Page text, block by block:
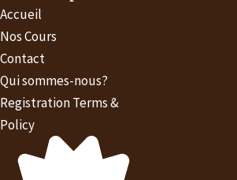
Accueil
Nos Cours
Contact
Qui sommes-nous?
Registration Terms &
Policy